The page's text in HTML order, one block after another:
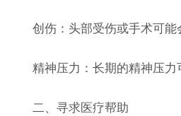
创伤：头部受伤或手术可能
精神压力：长期的精神压力
二、寻求医疗帮助